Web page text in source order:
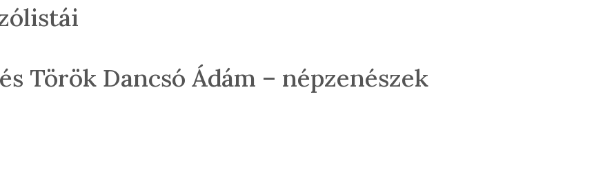
Török Dancsó Ádám – népzenészek